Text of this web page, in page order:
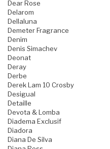
Dear Rose
Delarom
Dellaluna
Demeter Fragrance
Denim
Denis Simachev
Deonat
Deray
Derbe
Derek Lam 10 Crosby
Desigual
Detaille
Devota & Lomba
Diadema Exclusif
Diadora
Diana De Silva